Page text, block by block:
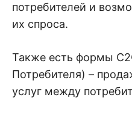
потребителей и
их спроса.
Также есть формы
Потребителя) –
услуг между